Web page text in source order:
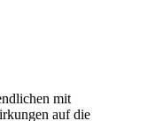
mit
auf die